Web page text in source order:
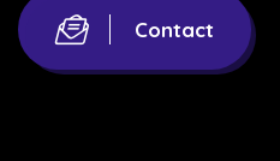
Contact